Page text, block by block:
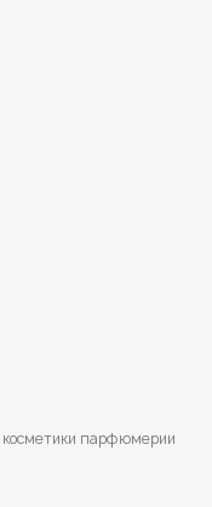
косметики парфюмерии